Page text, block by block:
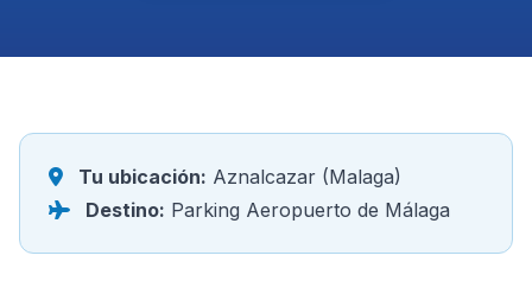
Tu ubicación: Aznalcazar (Malaga)
Destino: Parking Aeropuerto de Málaga